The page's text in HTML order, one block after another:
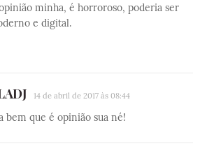
minha, é horroroso, poderia ser
e digital.
14 de abril de 2017 às 08:44
bem que é opinião sua né!